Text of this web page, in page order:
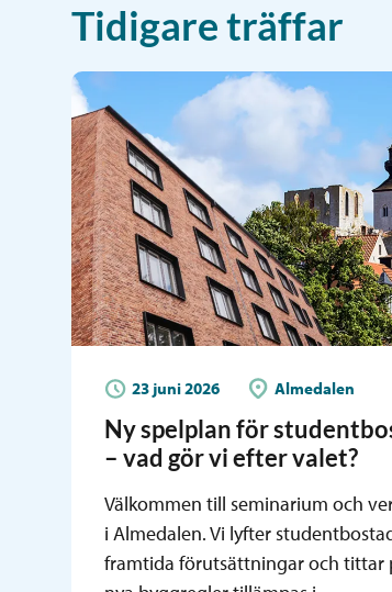
Tidigare träffar
23 juni 2026 Almedalen
Ny spelplan för
– vad gör vi efter valet?
Välkommen till seminarium och
i Almedalen. Vi lyfter
framtida förutsättningar och tittar